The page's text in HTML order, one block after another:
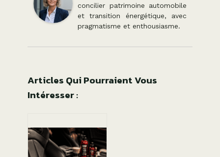
concilier patrimoine automobile
et transition énergétique, avec
pragmatisme et enthousiasme.
Articles Qui Pourraient Vous
Intéresser :